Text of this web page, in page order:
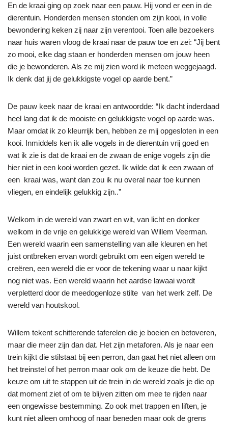
En de kraai ging op zoek naar een pauw. Hij vond er een in de
dierentuin. Honderden mensen stonden om zijn kooi, in volle
bewondering keken zij naar zijn verentooi. Toen alle bezoekers
naar huis waren vloog de kraai naar de pauw toe en zei: “Jij bent
zo mooi, elke dag staan er honderden mensen om jouw heen
die je bewonderen. Als ze mij zien word ik meteen weggejaagd.
Ik denk dat jij de gelukkigste vogel op aarde bent.”
De pauw keek naar de kraai en antwoordde: “Ik dacht inderdaad
heel lang dat ik de mooiste en gelukkigste vogel op aarde was.
Maar omdat ik zo kleurrijk ben, hebben ze mij opgesloten in een
kooi. Inmiddels ken ik alle vogels in de dierentuin vrij goed en
wat ik zie is dat de kraai en de zwaan de enige vogels zijn die
hier niet in een kooi worden gezet. Ik wilde dat ik een zwaan of
een kraai was, want dan zou ik nu overal naar toe kunnen
vliegen, en eindelijk gelukkig zijn..”
Welkom in de wereld van zwart en wit, van licht en donker
welkom in de vrije en gelukkige wereld van Willem Veerman.
Een wereld waarin een samenstelling van alle kleuren en het
juist ontbreken ervan wordt gebruikt om een eigen wereld te
creëren, een wereld die er voor de tekening waar u naar kijkt
nog niet was. Een wereld waarin het aardse lawaai wordt
verpletterd door de meedogenloze stilte van het werk zelf. De
wereld van houtskool.
Willem tekent schitterende taferelen die je boeien en betoveren,
maar die meer zijn dan dat. Het zijn metaforen. Als je naar een
trein kijkt die stilstaat bij een perron, dan gaat het niet alleen om
het treinstel of het perron maar ook om de keuze die hebt. De
keuze om uit te stappen uit de trein in de wereld zoals je die op
dat moment ziet of om te blijven zitten om mee te rijden naar
een ongewisse bestemming. Zo ook met trappen en liften, je
kunt niet alleen omhoog of naar beneden maar ook de grens